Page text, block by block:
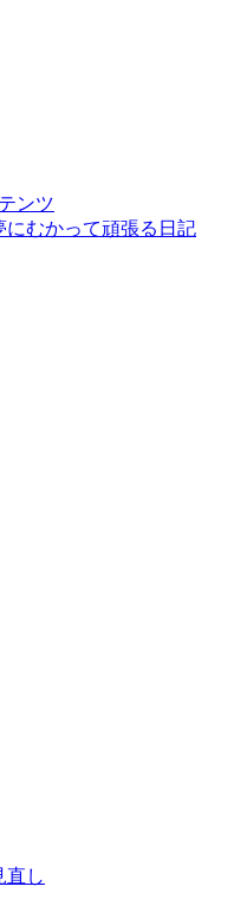
ンツ
にむかって頑張る日記
直し